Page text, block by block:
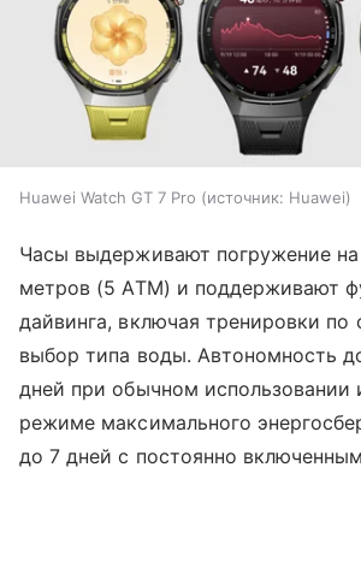
Huawei Watch GT 7 Pro источник: Huawei
Часы выдерживают погружение на
метров (5 ATM) и поддерживают
дайвинга, включая тренировки по
выбор типа воды. Автономность
дней при обычном использовании
режиме максимального
до 7 дней с постоянно